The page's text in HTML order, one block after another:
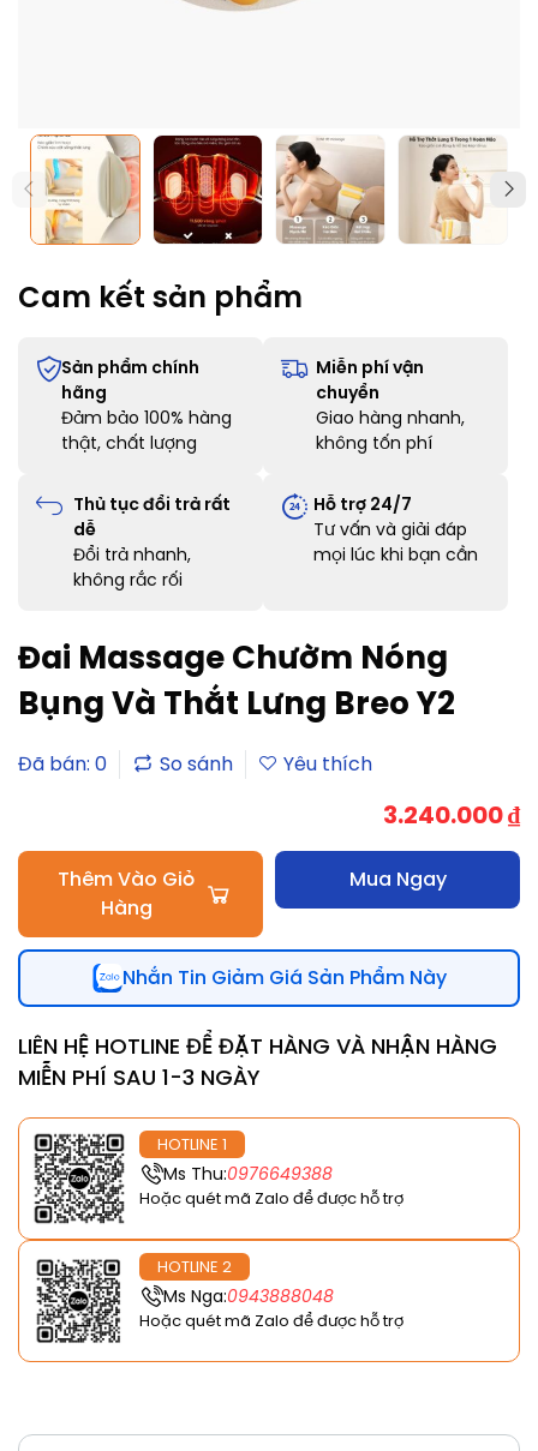
Cam kết sản phẩm
Sản phẩm chính
hãng
Đảm bảo 100% hàng
thật, chất lượng
Miễn phí vận
chuyển
Giao hàng nhanh,
không tốn phí
Thủ tục đổi trả rất
dễ
Đổi trả nhanh,
không rắc rối
Hỗ trợ 24/7
Tư vấn và giải đáp
mọi lúc khi bạn cần
Đai Massage Chườm Nóng
Bụng Và Thắt Lưng Breo Y2
Đã bán: 0
3.240.000₫
Thêm Vào Giỏ
Hàng
Mua Ngay
Nhắn Tin Giảm Giá Sản Phẩm Này
LIÊN HỆ HOTLINE ĐỂ ĐẶT HÀNG VÀ NHẬN HÀNG
MIỄN PHÍ SAU 1-3 NGÀY
HOTLINE 1
Ms Thu:0976649388
Hoặc quét mã Zalo để được hỗ trợ
HOTLINE 2
Ms Nga:0943888048
Hoặc quét mã Zalo để được hỗ trợ